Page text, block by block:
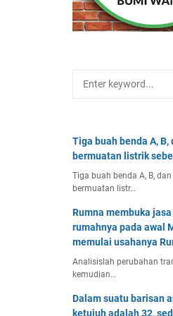
Tiga buah benda A,
bermuatan listrik
Tiga buah benda A, B,
bermuatan listr…
Rumna membuka
rumahnya pada awal
memulai usahanya
Analisislah perubahan
kemudian…
Dalam suatu barisan
ketujuh adalah 32,